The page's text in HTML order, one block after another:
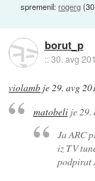
spremenil:rogerg(
borut_p
::30. avg
violamb je29. avg
matobelije 29.
Ja ARC
iz TV
podpirat